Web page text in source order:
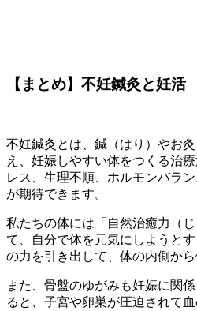
【まとめ】不妊鍼灸と妊活
不妊鍼灸とは、鍼（はり）やお
え、妊娠しやすい体をつくる治
レス、生理不順、ホルモンバラ
が期待できます。
私たちの体には「自然治癒力（
て、自分で体を元気にしようと
の力を引き出して、体の内側から
また、骨盤のゆがみも妊娠に関
ると、子宮や卵巣が圧迫されて